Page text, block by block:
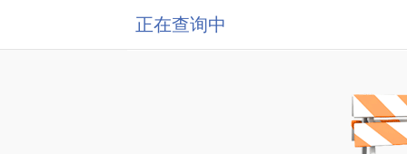
正在查询中